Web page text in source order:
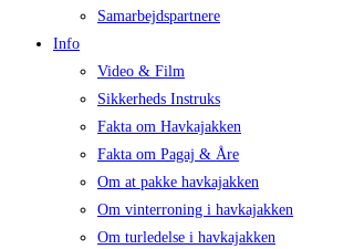
Samarbejdspartnere
Info
Video & Film
Sikkerheds Instruks
Fakta om Havkajakken
Fakta om Pagaj & Åre
Om at pakke havkajakken
Om vinterroning i havkajakken
Om turledelse i havkajakken